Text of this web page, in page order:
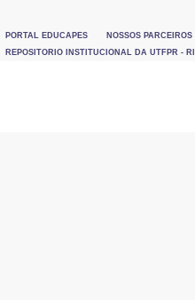
PORTAL EDUCAPES
NOSSOS PARCEIROS
REPOSITORIO INSTITUCIONAL DA UTFPR -